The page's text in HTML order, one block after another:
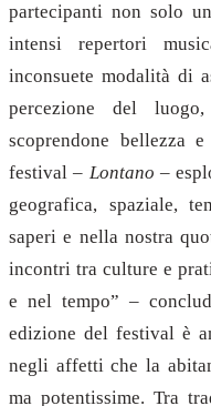
partecipanti non solo
intensi repertori
inconsuete modalità di
percezione del
scoprendone bellezza
festival – Lontano –
geografica, spaziale,
saperi e nella nostra
incontri tra culture e
e nel tempo” –
edizione del festival è
negli affetti che la
ma potentissime. Tra